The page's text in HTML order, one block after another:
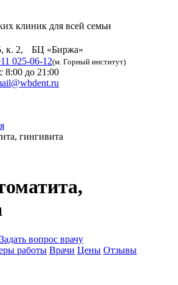
клиник для всей семьи
к. 2, БЦ «Биржа»
025-06-12(м. Горный институт)
8:00 до 21:00
гингивита
Задать вопрос врачу
работы Врачи Цены Отзывы